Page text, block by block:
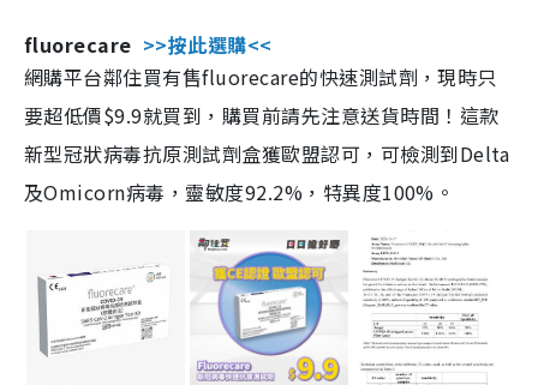
fluorecare >>按此選購<<
網購平台鄰住買有售fluorecare的快速測試劑，現時只
要超低價$9.9就買到，購買前請先注意送貨時間！這款
新型冠狀病毒抗原測試劑盒獲歐盟認可，可檢測到Delta
及Omicorn病毒，靈敏度92.2%，特異度100%。